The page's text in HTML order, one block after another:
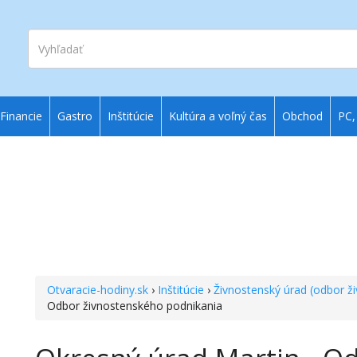
Vyhľadať
Otvaracie-hodiny.sk › Inštitúcie ›Živnostenský úrad (odbor
Odbor živnostenského podnikania
Financie Gastro Inštitúcie Kultúra a voľný čas Obchod